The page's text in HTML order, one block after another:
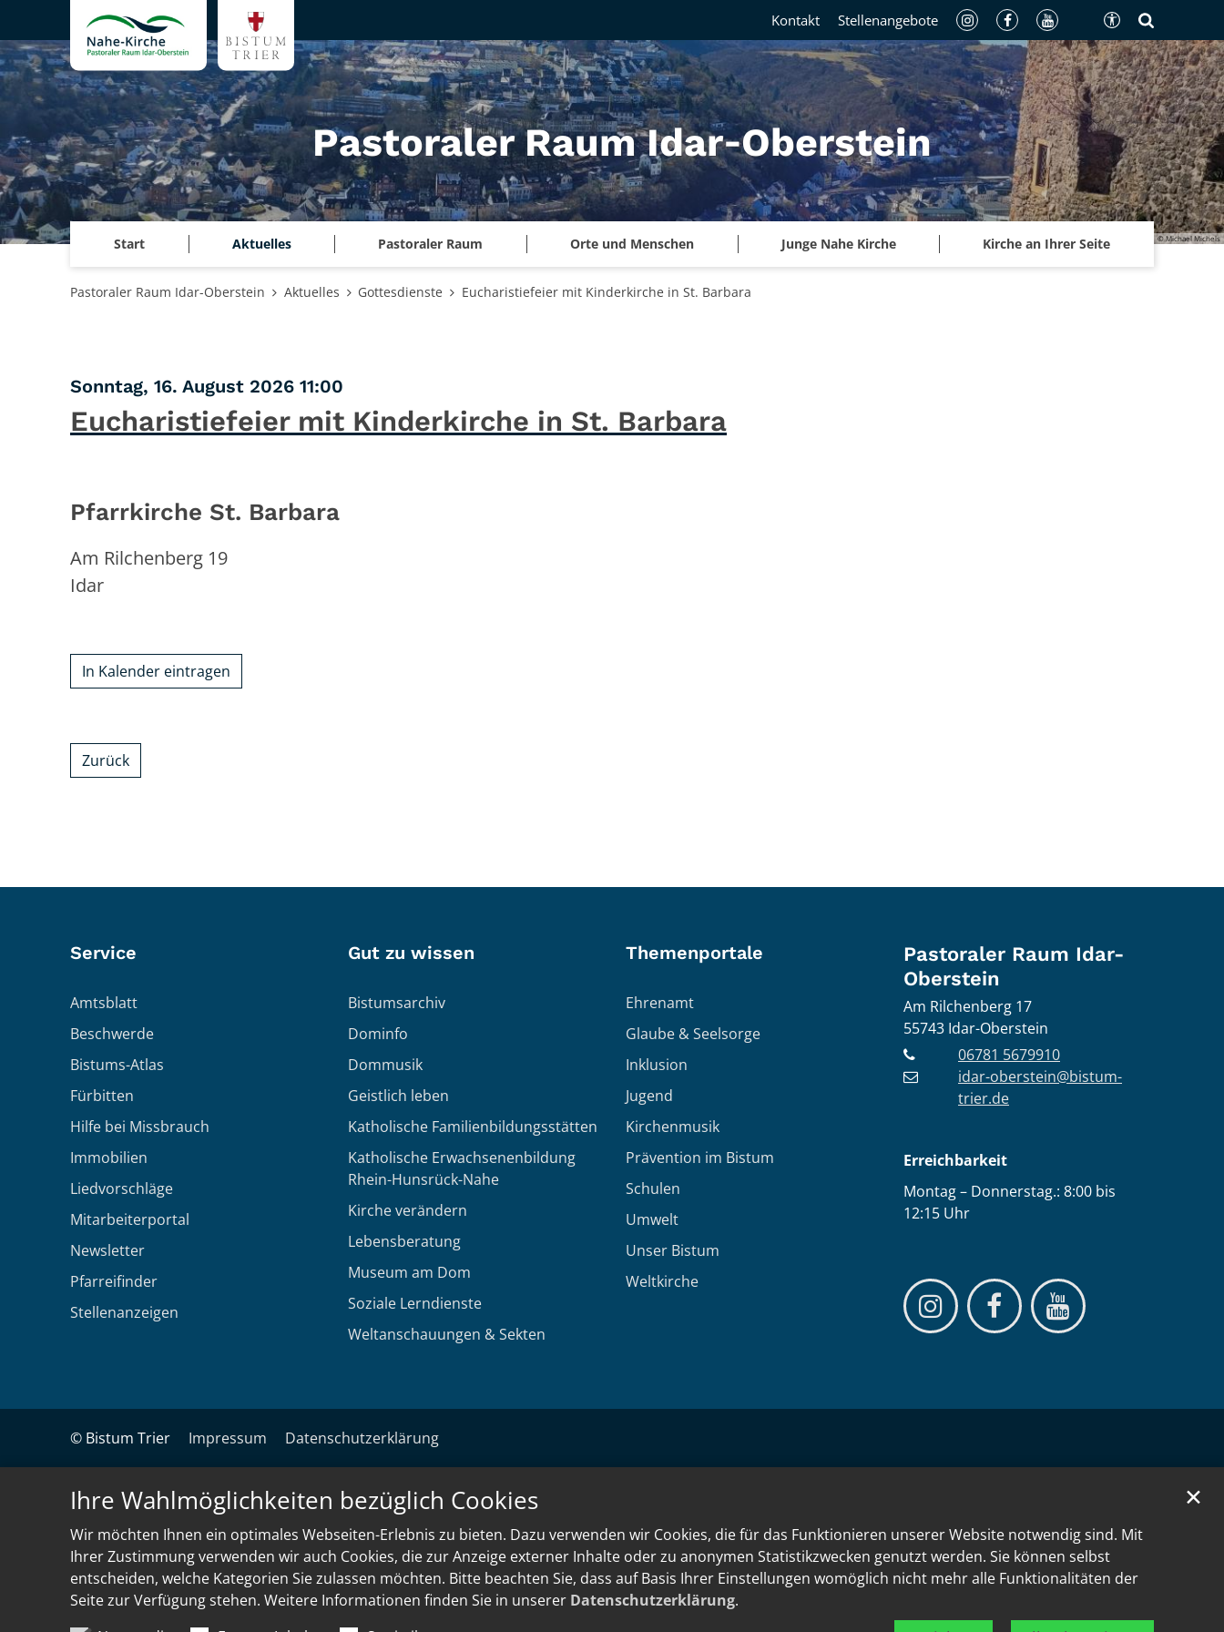
Ihre Wahlmöglichkeiten bezüglich Cookies
Wir möchten Ihnen ein optimales Webseiten-Erlebnis zu bieten. Dazu verwenden wir Cookies, die für das Funktionieren unserer Website notwendig sind. Mit
Ihrer Zustimmung verwenden wir auch Cookies, die zur Anzeige externer Inhalte oder zu anonymen Statistikzwecken genutzt werden. Sie können selbst
entscheiden, welche Kategorien Sie zulassen möchten. Bitte beachten Sie, dass auf Basis Ihrer Einstellungen womöglich nicht mehr alle Funktionalitäten der
Seite zur Verfügung stehen. Weitere Informationen finden Sie in unserer Datenschutzerklärung.
✕
Zum Inhalt springen
© Michael Michels
Pastoraler Raum Idar‑Oberstein
Start Aktuelles Pastoraler Raum Orte und Menschen Junge Nahe Kirche Kirche an Ihrer Seite
Kontakt Stellenangebote
Pastoraler Raum Idar-Oberstein Aktuelles Gottesdienste Eucharistiefeier mit Kinderkirche in St. Barbara
Sonntag, 16. August 2026 11:00
Eucharistiefeier mit Kinderkirche in St. Barbara
Pfarrkirche St. Barbara
Am Rilchenberg 19
Idar
In Kalender eintragen
Zurück
Service
Amtsblatt
Beschwerde
Bistums-Atlas
Fürbitten
Hilfe bei Missbrauch
Immobilien
Liedvorschläge
Mitarbeiterportal
Newsletter
Pfarreifinder
Stellenanzeigen
Gut zu wissen
Bistumsarchiv
Dominfo
Dommusik
Geistlich leben
Katholische Familienbildungsstätten
Katholische Erwachsenenbildung
Rhein-Hunsrück-Nahe
Kirche verändern
Lebensberatung
Museum am Dom
Soziale Lerndienste
Weltanschauungen & Sekten
Themenportale
Ehrenamt
Glaube & Seelsorge
Inklusion
Jugend
Kirchenmusik
Prävention im Bistum
Schulen
Umwelt
Unser Bistum
Weltkirche
Pastoraler Raum Idar-
Oberstein
Am Rilchenberg 17
55743 Idar-Oberstein
06781 5679910
idar-oberstein@bistum-
trier.de
Erreichbarkeit
Montag – Donnerstag.: 8:00 bis
12:15 Uhr
© Bistum Trier Impressum Datenschutzerklärung